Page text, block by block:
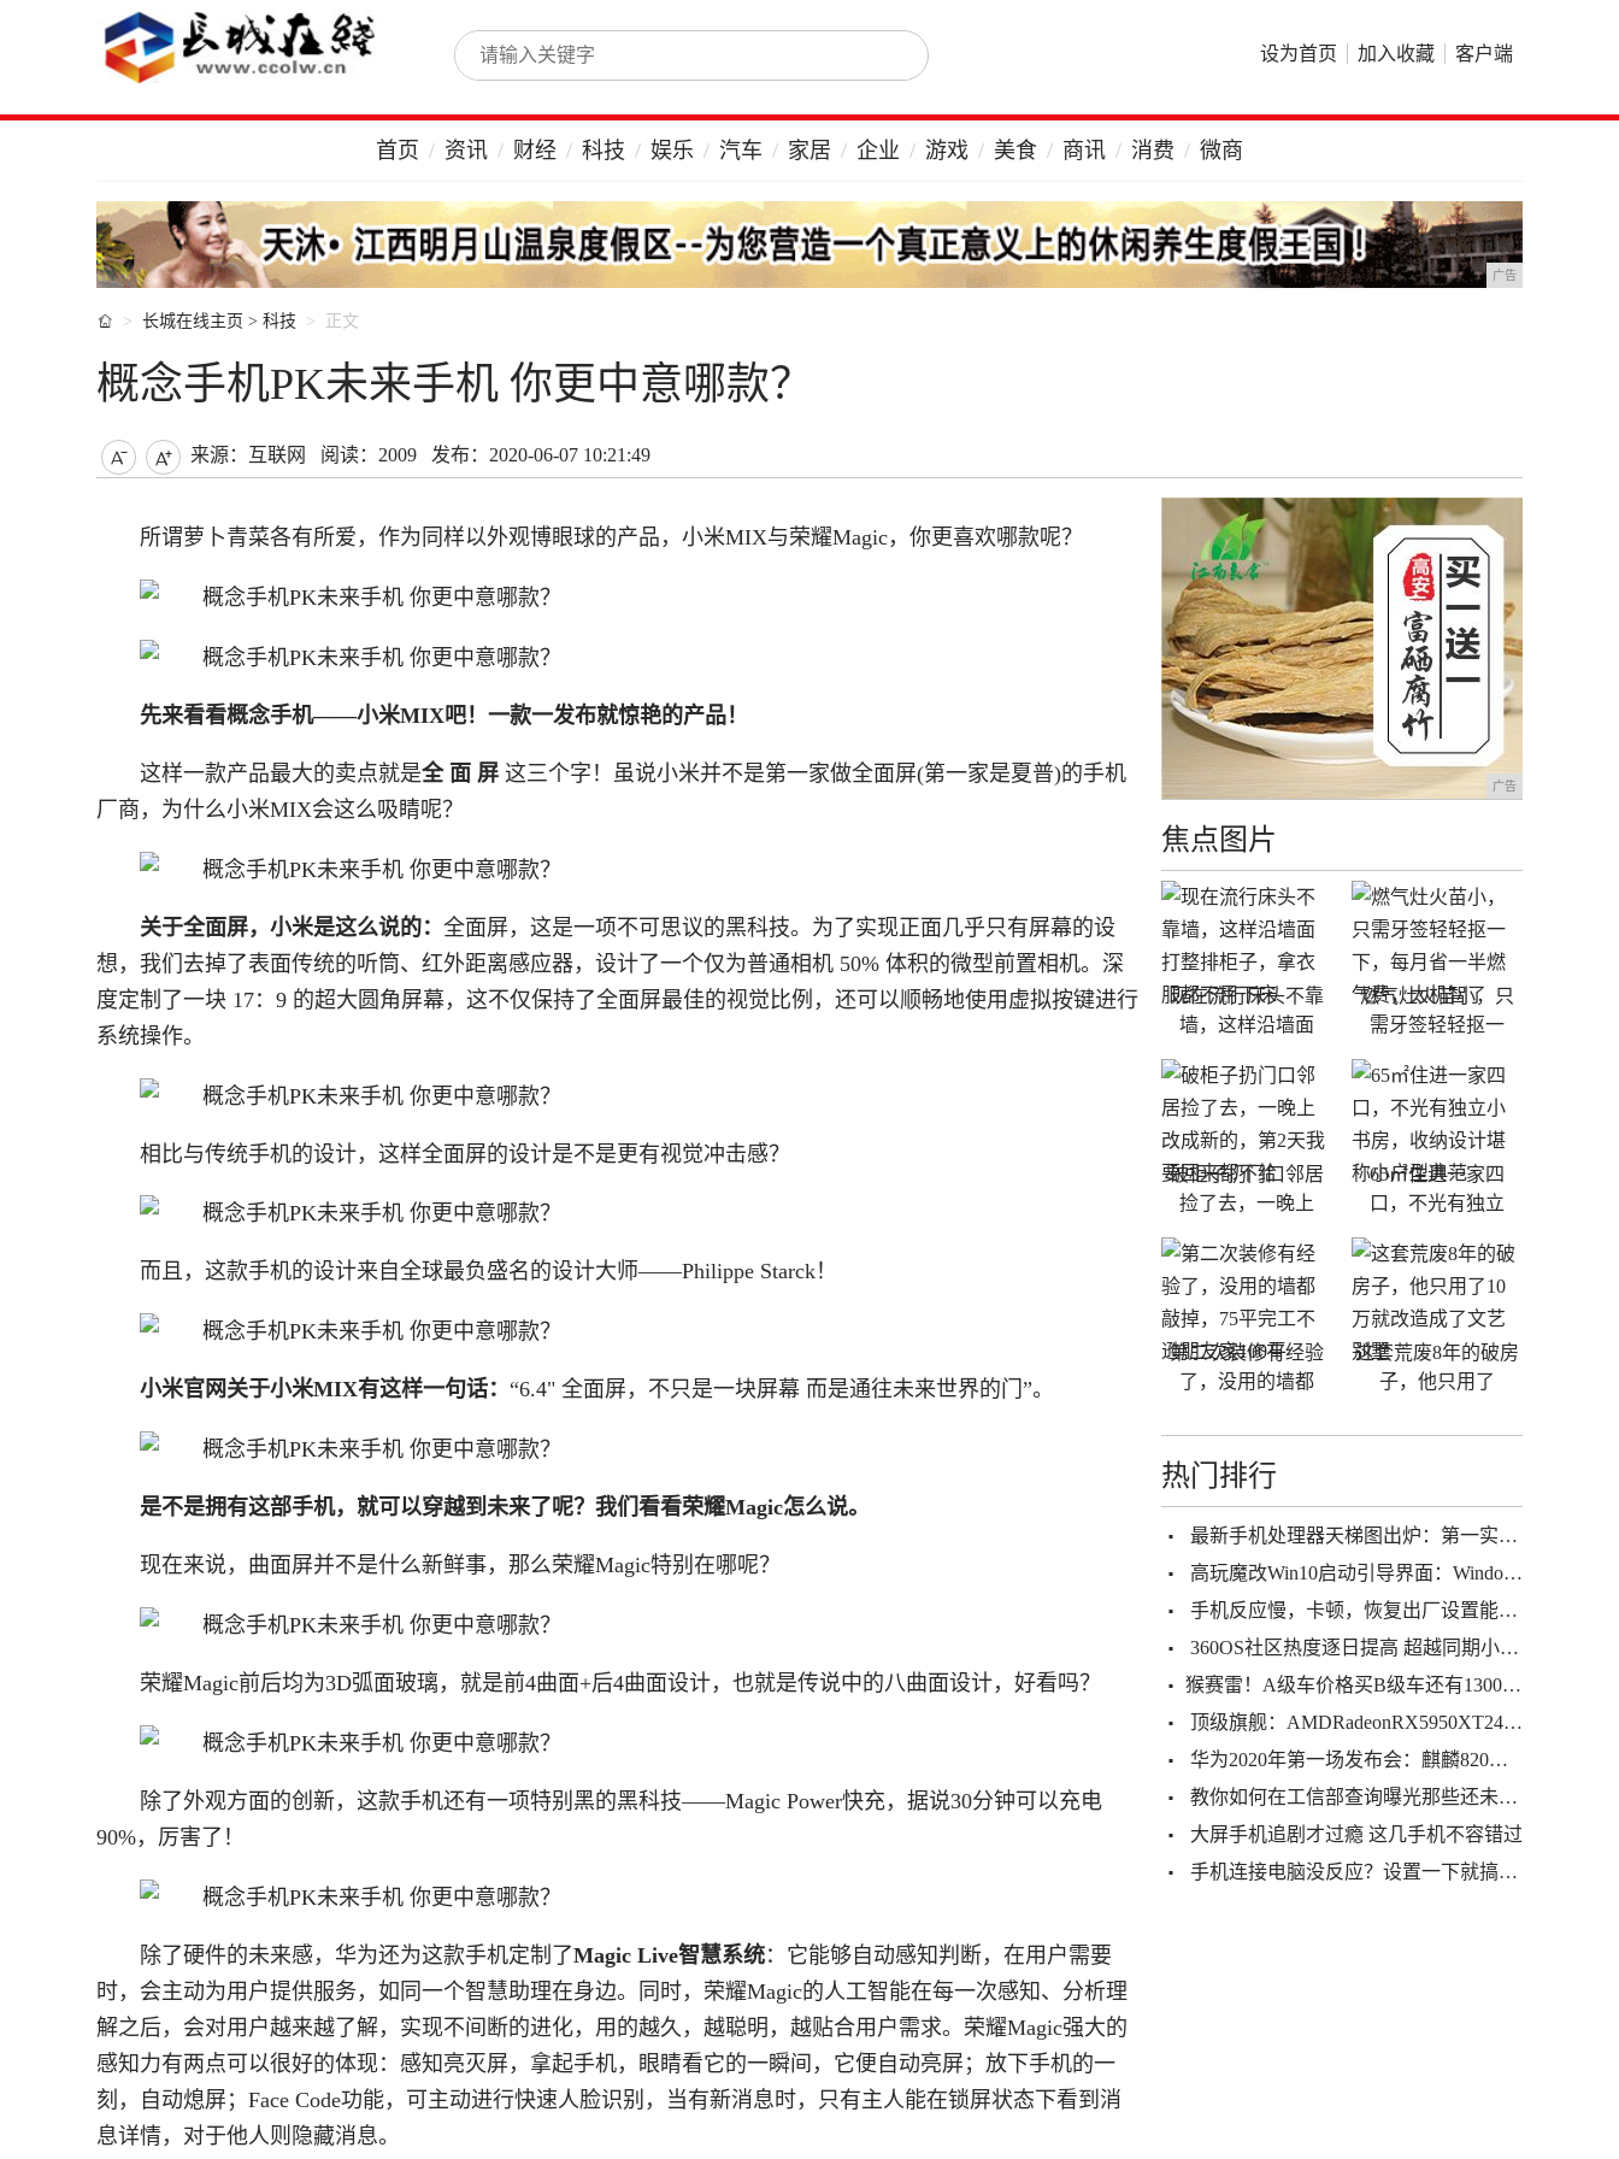
设为首页 加入收藏 客户端
首页 资讯 财经 科技 娱乐 汽车 家居 企业 游戏 美食 商讯 消费 微商
广告
 长城在线主页 > 科技 正文
概念手机PK未来手机 你更中意哪款？
  来源：互联网 阅读：2009 发布：2020-06-07 10:21:49
所谓萝卜青菜各有所爱，作为同样以外观博眼球的产品，小米MIX与荣耀Magic，你更喜欢哪款呢？
先来看看概念手机——小米MIX吧！一款一发布就惊艳的产品！
这样一款产品最大的卖点就是全 面 屏 这三个字！虽说小米并不是第一家做全面屏(第一家是夏普)的手机
厂商，为什么小米MIX会这么吸睛呢？
关于全面屏，小米是这么说的： 全面屏，这是一项不可思议的黑科技。为了实现正面几乎只有屏幕的设
想，我们去掉了表面传统的听筒、红外距离感应器，设计了一个仅为普通相机 50% 体积的微型前置相机。深
度定制了一块 17：9 的超大圆角屏幕，这不仅保持了全面屏最佳的视觉比例，还可以顺畅地使用虚拟按键进行
系统操作。
相比与传统手机的设计，这样全面屏的设计是不是更有视觉冲击感？
而且，这款手机的设计来自全球最负盛名的设计大师——Philippe Starck！
小米官网关于小米MIX有这样一句话： “6.4" 全面屏，不只是一块屏幕 而是通往未来世界的门”。
是不是拥有这部手机，就可以穿越到未来了呢？我们看看荣耀Magic怎么说。
现在来说，曲面屏并不是什么新鲜事，那么荣耀Magic特别在哪呢？
荣耀Magic前后均为3D弧面玻璃，就是前4曲面+后4曲面设计，也就是传说中的八曲面设计，好看吗？
除了外观方面的创新，这款手机还有一项特别黑的黑科技——Magic Power快充，据说30分钟可以充电
90%，厉害了！
除了硬件的未来感，华为还为这款手机定制了Magic Live智慧系统：它能够自动感知判断，在用户需要
时，会主动为用户提供服务，如同一个智慧助理在身边。同时，荣耀Magic的人工智能在每一次感知、分析理
解之后，会对用户越来越了解，实现不间断的进化，用的越久，越聪明，越贴合用户需求。荣耀Magic强大的
感知力有两点可以很好的体现：感知亮灭屏，拿起手机，眼睛看它的一瞬间，它便自动亮屏；放下手机的一
刻，自动熄屏；Face Code功能，可主动进行快速人脸识别，当有新消息时，只有主人能在锁屏状态下看到消
息详情，对于他人则隐藏消息。
广告
焦点图片
现在流行床头不靠
墙，这样沿墙面
燃气灶火苗小，只
需牙签轻轻抠一
破柜子扔门口邻居
捡了去，一晚上
65㎡住进一家四
口，不光有独立
第二次装修有经验
了，没用的墙都
这套荒废8年的破房
子，他只用了
热门排行
最新手机处理器天梯图出炉：第一实至名归，你手机处理器排名高吗
高玩魔改Win10启动引导界面：Windows 2000归来
手机反应慢，卡顿，恢复出厂设置能解决？
360OS社区热度逐日提高 超越同期小米MIUI论坛
​猴赛雷！A级车价格买B级车还有13000元补贴 BEIJING-U7介绍畀你
顶级旗舰：AMDRadeonRX5950XT24GBHBM2e显示卡参数曝光
华为2020年第一场发布会：麒麟820，商用HMS，二代折叠屏掏空安卓
教你如何在工信部查询曝光那些还未上市的手机信息
大屏手机追剧才过瘾 这几手机不容错过
手机连接电脑没反应？设置一下就搞定！